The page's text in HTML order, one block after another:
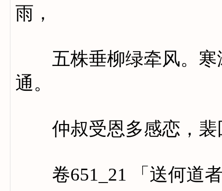
雨，
五株垂柳绿牵风。寒
通。
仲叔受恩多感恋，裴
卷651_21 「送何道